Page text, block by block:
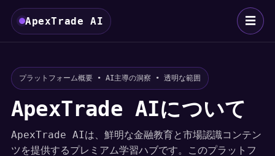
ApexTrade AI ☰
プラットフォーム概要 • AI主導の洞察 • 透明な範囲
ApexTrade AIについて
ApexTrade AIは、鮮明な金融教育と市場認識コンテン
ツを提供するプレミアム学習ハブです。このプラットフ